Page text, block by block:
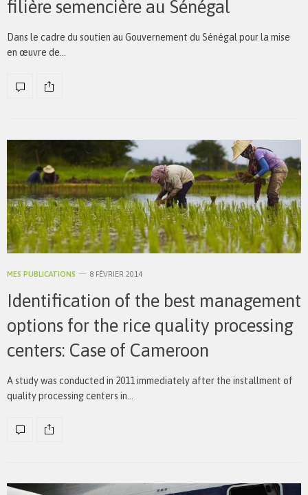
filière semencière au Sénégal
Dans le cadre du soutien au Gouvernement du Sénégal pour la mise
en œuvre de…
MES PUBLICATIONS 8 FÉVRIER 2014
Identification of the best management
options for the rice quality processing
centers: Case of Cameroon
A study was conducted in 2011 immediately after the installment of
quality processing centers in…